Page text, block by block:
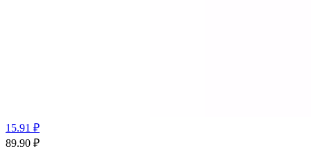
15.91 ₽
89.90 ₽